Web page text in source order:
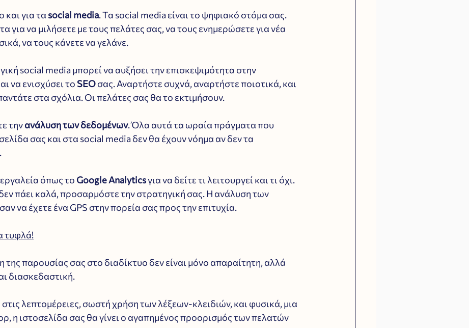
και για τα social media. Τα social media είναι το ψηφιακό στόμα σας.
για να μιλήσετε με τους πελάτες σας, να τους ενημερώσετε για νέα
να τους κάνετε να γελάνε.
social media μπορεί να αυξήσει την επισκεψιμότητα στην
να ενισχύσει το SEO σας. Αναρτήστε συχνά, αναρτήστε ποιοτικά, και
στα σχόλια. Οι πελάτες σας θα το εκτιμήσουν.
την ανάλυση των δεδομένων. Όλα αυτά τα ωραία πράγματα που
σας και στα social media δεν θα έχουν νόημα αν δεν τα
όπως το Google Analytics για να δείτε τι λειτουργεί και τι όχι.
δεν πάει καλά, προσαρμόστε την στρατηγική σας. Η ανάλυση των
να έχετε ένα GPS στην πορεία σας προς την επιτυχία.
τυφλά!
της παρουσίας σας στο διαδίκτυο δεν είναι μόνο απαραίτητη, αλλά
διασκεδαστική.
λεπτομέρειες, σωστή χρήση των λέξεων-κλειδιών, και φυσικά, μια
η ιστοσελίδα σας θα γίνει ο αγαπημένος προορισμός των πελατών